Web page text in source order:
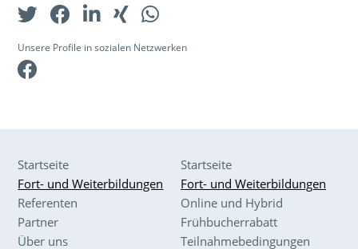
Unsere Profile in sozialen Netzwerken
Startseite
Fort- und Weiterbildungen
Referenten
Partner
Über uns
Startseite
Fort- und Weiterbildungen
Online und Hybrid
Frühbucherrabatt
Teilnahmebedingungen